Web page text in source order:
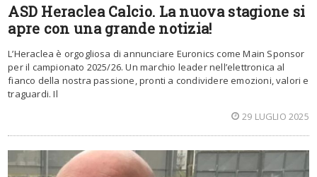
ASD Heraclea Calcio. La nuova stagione si
apre con una grande notizia!
L’Heraclea è orgogliosa di annunciare Euronics come Main Sponsor
per il campionato 2025/26. Un marchio leader nell’elettronica al
fianco della nostra passione, pronti a condividere emozioni, valori e
traguardi. Il
29 LUGLIO 2025